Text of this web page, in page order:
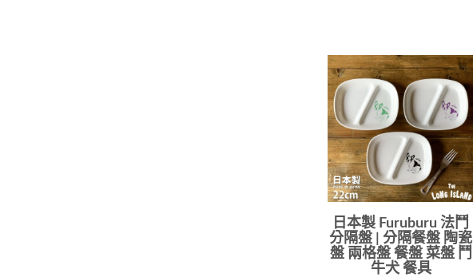
日本製 Furuburu 法鬥
分隔盤 | 分隔餐盤 陶瓷
盤 兩格盤 餐盤 菜盤 鬥
牛犬 餐具